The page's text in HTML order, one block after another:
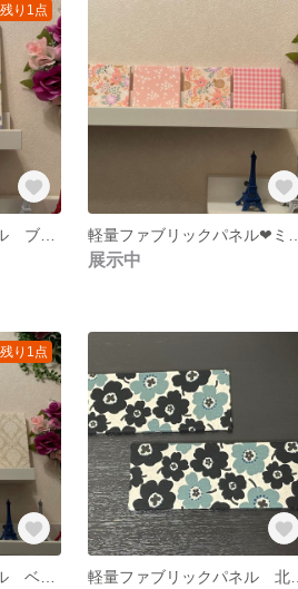
残り1点
軽量ファブリックパネル ブルーフラワー2枚
展示中
残り1点
軽量ファブリックパネル ベージュダマスク&キャロル3枚 軽量ファブリックパネル 北欧フラワー（黒）2枚